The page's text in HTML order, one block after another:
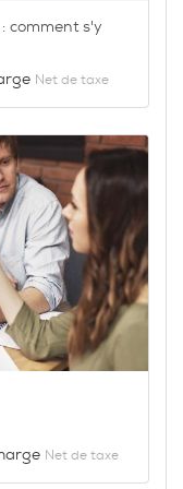
comment s'y
Net de taxe
Net de taxe